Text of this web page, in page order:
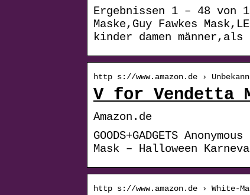
Ergebnissen 1 – 48 von
Maske,Guy Fawkes
kinder damen männer,als
http s://www.amazon.de ›
V for Vendetta
Amazon.de
GOODS+GADGETS
Mask – Halloween
http s://www.amazon.de › White-